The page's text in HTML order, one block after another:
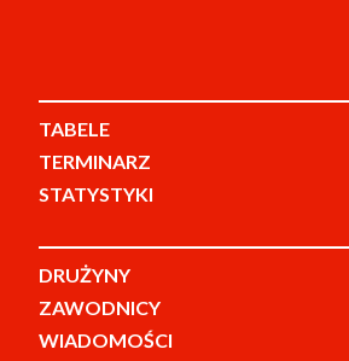
TABELE
TERMINARZ
STATYSTYKI
DRUŻYNY
ZAWODNICY
WIADOMOŚCI